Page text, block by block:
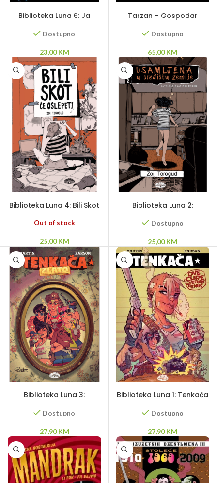
Biblioteka Luna 6: Ja
Dostupno
23,00KM
Tarzan – Gospodar
džungle
Dostupno
65,00KM
Biblioteka Luna 4: Bili Skot
Out of stock
25,00KM
Biblioteka Luna 2:
Zemlje
Dostupno
25,00KM
Biblioteka Luna 3:
Dostupno
27,90KM
Biblioteka Luna 1: Tenkača
Dostupno
27,90KM